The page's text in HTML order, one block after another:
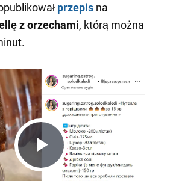
przepisna
z orzechami, którą można
Play